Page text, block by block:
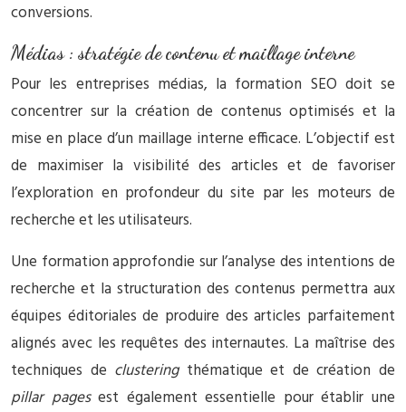
conversions.
Médias : stratégie de contenu et maillage interne
Pour les entreprises médias, la formation SEO doit se
concentrer sur la création de contenus optimisés et la
mise en place d’un maillage interne efficace. L’objectif est
de maximiser la visibilité des articles et de favoriser
l’exploration en profondeur du site par les moteurs de
recherche et les utilisateurs.
Une formation approfondie sur l’analyse des intentions de
recherche et la structuration des contenus permettra aux
équipes éditoriales de produire des articles parfaitement
alignés avec les requêtes des internautes. La maîtrise des
techniques de clustering thématique et de création de
pillar pagesest également essentielle pour établir une